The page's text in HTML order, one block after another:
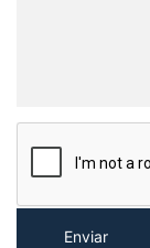
Enviar